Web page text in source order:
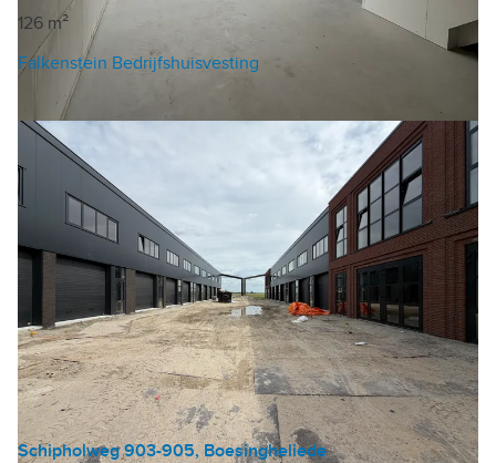
126 m²
Falkenstein Bedrijfshuisvesting
Schipholweg 903-905, Boesingheliede